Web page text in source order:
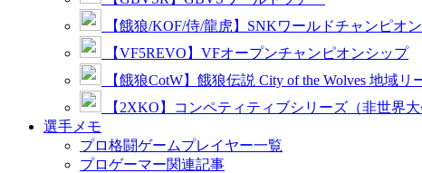
【餓狼/KOF/侍/龍虎】SNKワールドチャンピオ
【VF5REVO】VFオープンチャンピオンシップ
【餓狼CotW】餓狼伝説 City of the Wolves 地域リ
【2XKO】コンペティティブシリーズ（非世界大
選手メモ
プロ格闘ゲームプレイヤー一覧
プロゲーマー関連記事